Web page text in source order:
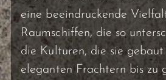
eine beeindruckende
Raumschiffen, die so
die Kulturen, die sie gebaut
eleganten Frachtern bis zu